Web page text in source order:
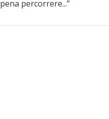
pena percorrere...”